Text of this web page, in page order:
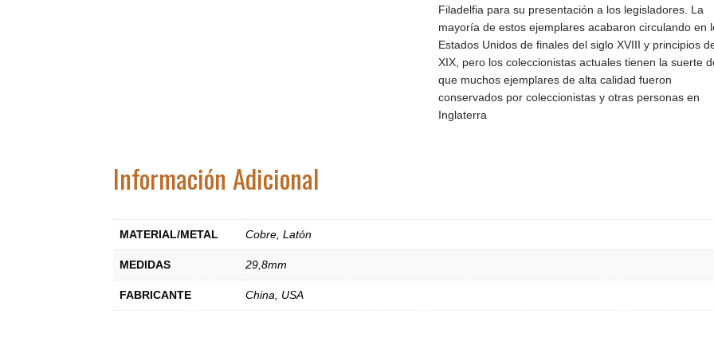
Filadelfia para su presentación a los legisladores. La
mayoría de estos ejemplares acabaron circulando en
Estados Unidos de finales del siglo XVIII y principios
XIX, pero los coleccionistas actuales tienen la suerte
que muchos ejemplares de alta calidad fueron
conservados por coleccionistas y otras personas en
Inglaterra
Información Adicional
MATERIAL/METAL Cobre Latón
MEDIDAS 29,8mm
FABRICANTE China USA